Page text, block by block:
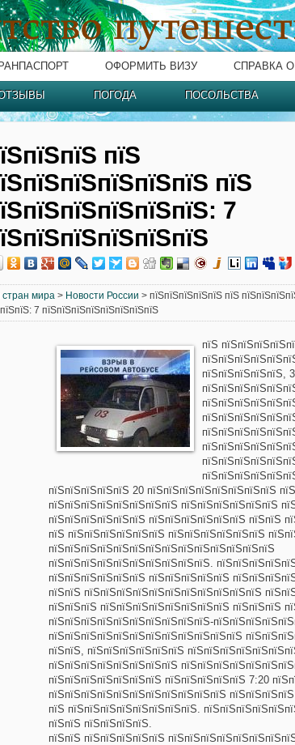
ОФОРМИТЬ ВИЗУ СПРАВКА
ПОГОДА ПОСОЛЬСТВА
пїЅ
пїЅ
7
стран мира > Новости России > пїЅпїЅпїЅпїЅпїЅ пїЅ
7 пїЅпїЅпїЅпїЅпїЅпїЅпїЅпїЅ
пїЅ
пїЅпїЅпїЅпїЅпїЅ,
пїЅпїЅпїЅпїЅпїЅ 20 пїЅпїЅпїЅпїЅпїЅпїЅпїЅпїЅ
пїЅпїЅпїЅпїЅпїЅпїЅпїЅпїЅ пїЅпїЅпїЅпїЅпїЅпїЅ
пїЅпїЅпїЅпїЅпїЅпїЅ пїЅпїЅпїЅпїЅпїЅпїЅ пїЅпїЅ
пїЅ пїЅпїЅпїЅпїЅпїЅпїЅ пїЅпїЅпїЅпїЅпїЅпїЅ
пїЅпїЅпїЅпїЅпїЅпїЅпїЅпїЅпїЅпїЅпїЅпїЅпїЅпїЅ
пїЅпїЅпїЅпїЅпїЅпїЅпїЅпїЅпїЅпїЅ.
пїЅпїЅпїЅпїЅпїЅпїЅ пїЅпїЅпїЅпїЅпїЅ
пїЅпїЅ пїЅпїЅпїЅпїЅпїЅпїЅпїЅпїЅпїЅпїЅпїЅ
пїЅпїЅпїЅ пїЅпїЅпїЅпїЅпїЅпїЅпїЅпїЅ пїЅпїЅпїЅ
пїЅпїЅпїЅпїЅпїЅпїЅпїЅпїЅпїЅпїЅ-
пїЅпїЅпїЅпїЅпїЅпїЅпїЅпїЅпїЅпїЅпїЅпїЅ
пїЅпїЅ, пїЅпїЅпїЅпїЅпїЅпїЅ
пїЅпїЅпїЅпїЅпїЅпїЅпїЅпїЅ
пїЅпїЅпїЅпїЅпїЅпїЅпїЅ пїЅпїЅпїЅпїЅпїЅ 7:20
пїЅпїЅпїЅпїЅпїЅпїЅпїЅпїЅпїЅпїЅпїЅ
пїЅ пїЅпїЅпїЅпїЅпїЅпїЅпїЅпїЅ.
пїЅпїЅ пїЅпїЅпїЅпїЅ.
пїЅпїЅ пїЅпїЅпїЅпїЅпїЅ